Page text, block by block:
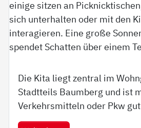
Die Kita liegt zentral im
Stadtteils Baumberg und ist
Verkehrsmitteln oder Pkw